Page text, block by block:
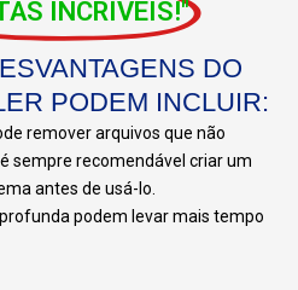
INCRÍVEIS!"
DO
PODEM INCLUIR:
remover arquivos que não
sempre recomendável criar um
antes de usá-lo.
podem levar mais tempo